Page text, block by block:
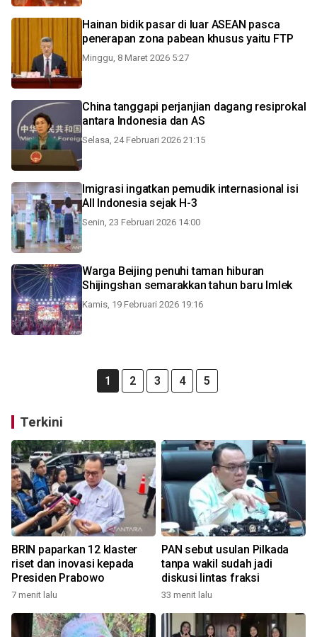
Hainan bidik pasar di luar ASEAN pasca
penerapan zona pabean khusus yaitu FTP
Minggu, 8 Maret 2026 5:27
China tanggapi perjanjian dagang resiprokal
antara Indonesia dan AS
Selasa, 24 Februari 2026 21:15
Imigrasi ingatkan pemudik internasional isi
All Indonesia sejak H-3
Senin, 23 Februari 2026 14:00
Warga Beijing penuhi taman hiburan
Shijingshan semarakkan tahun baru Imlek
Kamis, 19 Februari 2026 19:16
1 2 3 4 5
Terkini
BRIN paparkan 12 klaster
riset dan inovasi kepada
Presiden Prabowo
7 menit lalu
PAN sebut usulan Pilkada
tanpa wakil sudah jadi
diskusi lintas fraksi
33 menit lalu